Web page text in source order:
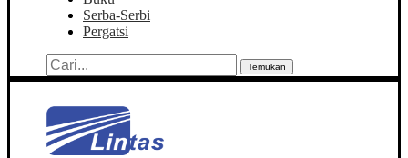
Serba-Serbi
Pergatsi
Temukan